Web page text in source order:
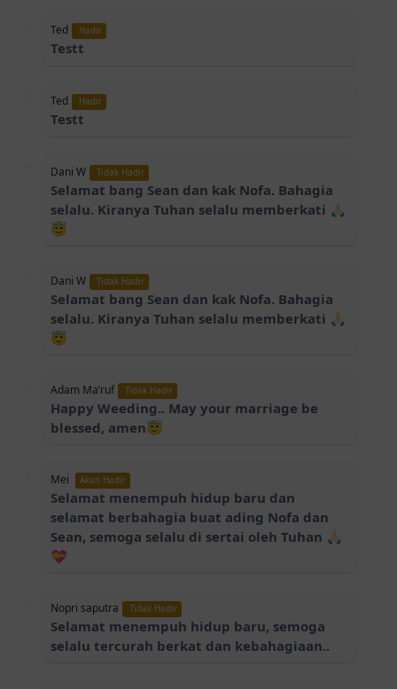
Ted Hadir
Testt
Ted Hadir
Testt
Dani W Tidak Hadir
Selamat bang Sean dan kak Nofa. Bahagia
selalu. Kiranya Tuhan selalu memberkati 🙏🏻
😇
Dani W Tidak Hadir
Selamat bang Sean dan kak Nofa. Bahagia
selalu. Kiranya Tuhan selalu memberkati 🙏🏻
😇
Adam Ma’ruf Tidak Hadir
Happy Weeding.. May your marriage be
blessed, amen😇
Mei Akan Hadir
Selamat menempuh hidup baru dan
selamat berbahagia buat ading Nofa dan
Sean, semoga selalu di sertai oleh Tuhan 🙏🏻
💝
Nopri saputra Tidak Hadir
Selamat menempuh hidup baru, semoga
selalu tercurah berkat dan kebahagiaan..